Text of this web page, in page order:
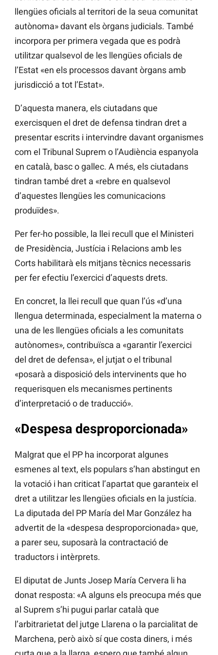
llengües oficials al territori de la seua comunitat
autònoma» davant els òrgans judicials. També
incorpora per primera vegada que es podrà
utilitzar qualsevol de les llengües oficials de
l’Estat «en els processos davant òrgans amb
jurisdicció a tot l’Estat».
D’aquesta manera, els ciutadans que
exercisquen el dret de defensa tindran dret a
presentar escrits i intervindre davant organismes
com el Tribunal Suprem o l’Audiència espanyola
en català, basc o gallec. A més, els ciutadans
tindran també dret a «rebre en qualsevol
d’aquestes llengües les comunicacions
produïdes».
Per fer-ho possible, la llei recull que el Ministeri
de Presidència, Justícia i Relacions amb les
Corts habilitarà els mitjans tècnics necessaris
per fer efectiu l’exercici d’aquests drets.
En concret, la llei recull que quan l’ús «d’una
llengua determinada, especialment la materna o
una de les llengües oficials a les comunitats
autònomes», contribuïsca a «garantir l’exercici
del dret de defensa», el jutjat o el tribunal
«posarà a disposició dels intervinents que ho
requerisquen els mecanismes pertinents
d’interpretació o de traducció».
«Despesa desproporcionada»
Malgrat que el PP ha incorporat algunes
esmenes al text, els populars s’han abstingut en
la votació i han criticat l’apartat que garanteix el
dret a utilitzar les llengües oficials en la justícia.
La diputada del PP María del Mar González ha
advertit de la «despesa desproporcionada» que,
a parer seu, suposarà la contractació de
traductors i intèrprets.
El diputat de Junts Josep María Cervera li ha
donat resposta: «A alguns els preocupa més que
al Suprem s’hi pugui parlar català que
l’arbitrarietat del jutge Llarena o la parcialitat de
Marchena, però això sí que costa diners, i més